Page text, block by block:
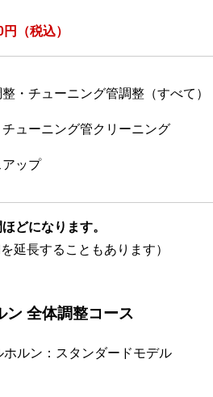
（税込）
・チューニング管調整（すべて）
ューニング管クリーニング
ップ
どになります。
延長することもあります）
ン 全体調整コース
ルン：スタンダードモデル